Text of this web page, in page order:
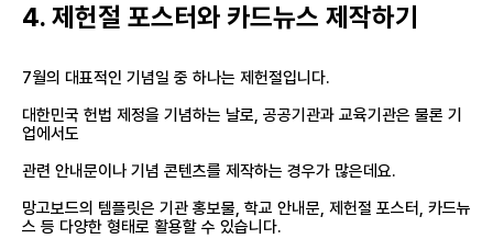
4. 제헌절 포스터와 카드뉴스 제작하기
7월의 대표적인 기념일 중 하나는 제헌절입니다.
대한민국 헌법 제정을 기념하는 날로, 공공기관과 교육기관은 물론 기
업에서도
관련 안내문이나 기념 콘텐츠를 제작하는 경우가 많은데요.
망고보드의 템플릿은 기관 홍보물, 학교 안내문, 제헌절 포스터, 카드뉴
스 등 다양한 형태로 활용할 수 있습니다.